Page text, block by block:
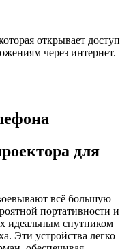
открывает доступ
через интернет.
для
всё большую
портативности и
идеальным спутником
Эти устройства легко